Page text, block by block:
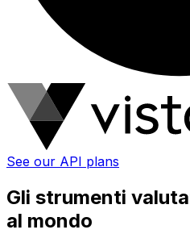
See our API plans
Gli strumenti
al mondo